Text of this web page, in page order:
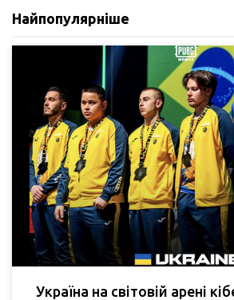
Найпопулярніше
Україна на світовій арені